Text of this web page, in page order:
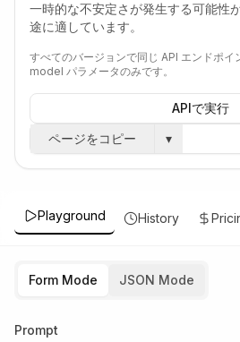
一時的な不安定さが発生する可能性
途に適しています。
すべてのバージョンで同じ API エンドポイ
model パラメータのみです。
APIで実行
ページをコピー
▾
Playground History
Form Mode JSON Mode
Prompt